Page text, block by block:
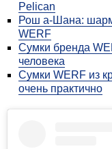
Pelican
Рош а-Шана: шарм
WERF
Сумки бренда
человека
Сумки WERF из
очень практично